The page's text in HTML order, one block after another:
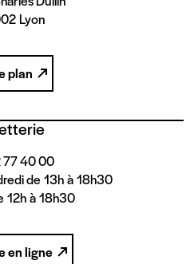
Lyon
plan
77 40 00
de 13h à 18h30
12h à 18h30
en ligne